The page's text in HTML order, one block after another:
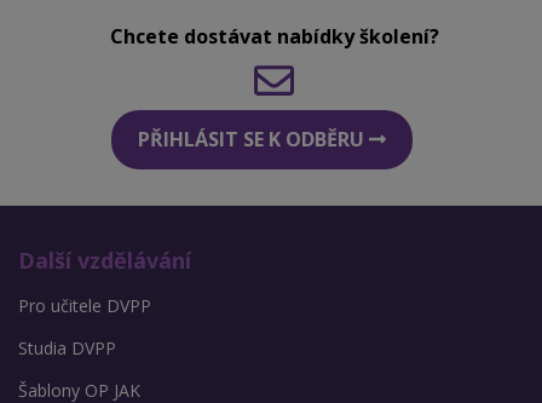
Chcete dostávat nabídky školení?
PŘIHLÁSIT SE K ODBĚRU
Další vzdělávání
Pro učitele DVPP
Studia DVPP
Šablony OP JAK